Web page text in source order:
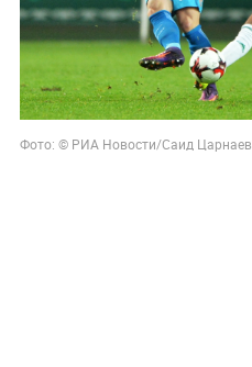
Фото: © РИА Новости/Саид Царнаев